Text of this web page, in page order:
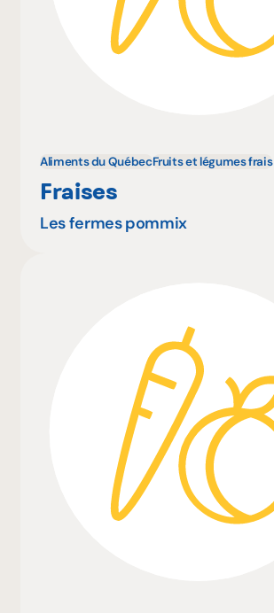
Aliments du QuébecFruits et légumes frais
Fraises
Les fermes pommix